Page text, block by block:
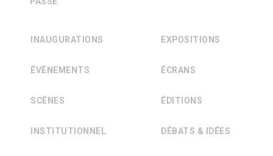
INAUGURATIONS EXPOSITIONS
ÉVÈNEMENTS ÉCRANS
SCÈNES ÉDITIONS
INSTITUTIONNEL DÉBATS & IDÉES